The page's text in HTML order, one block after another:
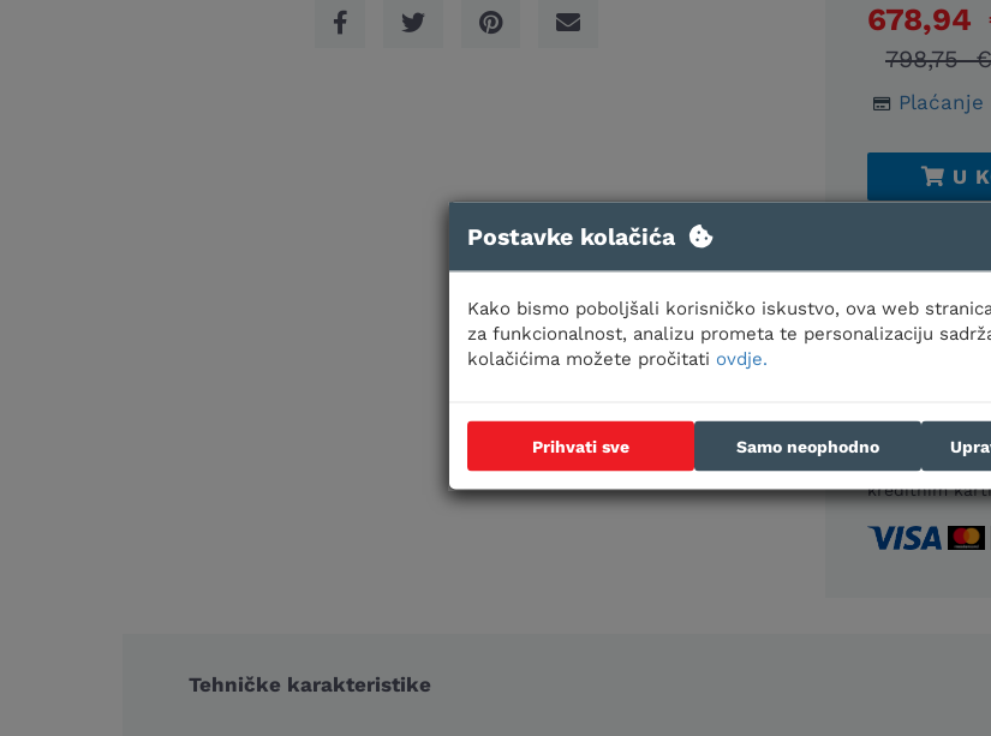
678,94
798,75 €
U
Jačina
Načini
kreditnim
Tehničke karakteristike
Postavke kolačića
Kako bismo poboljšali korisničko iskustvo, ova web
za funkcionalnost, analizu prometa te personalizaciju
kolačićima možete pročitati ovdje.
Prihvati sve Samo neophodno